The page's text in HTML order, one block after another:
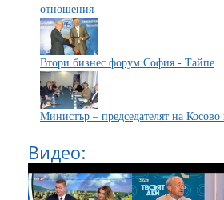
отношения
Втори бизнес форум София - Тайпе
Министър – председателят на
Видео: